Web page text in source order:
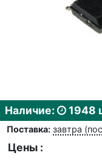
Наличие: 1948
Поставка: завтра
Цены :